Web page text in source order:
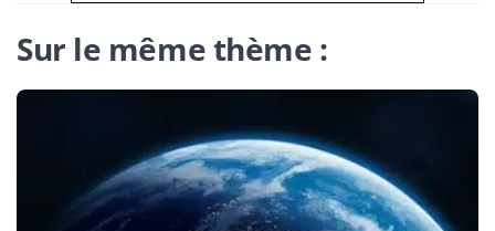
Sur le même thème :